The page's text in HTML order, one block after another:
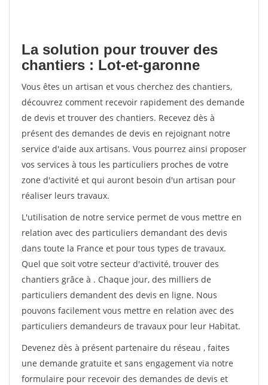
La solution pour trouver des
chantiers : Lot-et-garonne
Vous êtes un artisan et vous cherchez des chantiers,
découvrez comment recevoir rapidement des demande
de devis et trouver des chantiers. Recevez dès à
présent des demandes de devis en rejoignant notre
service d'aide aux artisans. Vous pourrez ainsi proposer
vos services à tous les particuliers proches de votre
zone d'activité et qui auront besoin d'un artisan pour
réaliser leurs travaux.
L'utilisation de notre service permet de vous mettre en
relation avec des particuliers demandant des devis
dans toute la France et pour tous types de travaux.
Quel que soit votre secteur d'activité, trouver des
chantiers grâce à . Chaque jour, des milliers de
particuliers demandent des devis en ligne. Nous
pouvons facilement vous mettre en relation avec des
particuliers demandeurs de travaux pour leur Habitat.
Devenez dès à présent partenaire du réseau , faites
une demande gratuite et sans engagement via notre
formulaire pour recevoir des demandes de devis et